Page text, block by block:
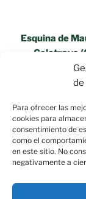
de
Para ofrecer las
cookies para
consentimiento de
como el
en este sitio. No
negativamente a
Esquina de
Calatrava
«Aviso Legal»